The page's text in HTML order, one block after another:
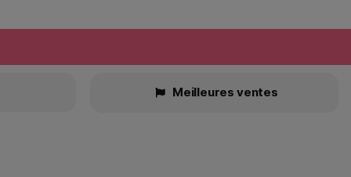
Meilleures ventes